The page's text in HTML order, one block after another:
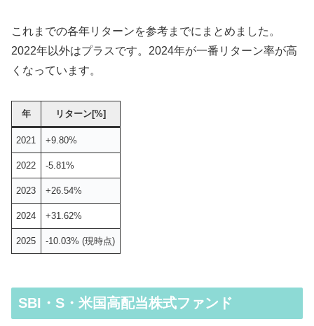
これまでの各年リターンを参考までにまとめました。
2022年以外はプラスです。2024年が一番リターン率が高
くなっています。
年 リターン[%]
2021 +9.80%
2022 -5.81%
2023 +26.54%
2024 +31.62%
2025 -10.03% (現時点)
SBI・S・米国高配当株式ファンド